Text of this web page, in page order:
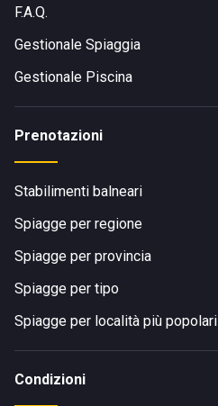
F.A.Q.
Gestionale Spiaggia
Gestionale Piscina
Prenotazioni
Stabilimenti balneari
Spiagge per regione
Spiagge per provincia
Spiagge per tipo
Spiagge per località più popolari
Condizioni